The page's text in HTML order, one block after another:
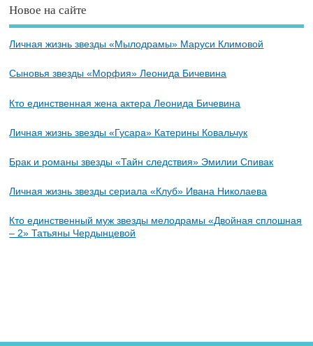
Новое на сайте
Личная жизнь звезды «Мылодрамы» Маруси Климовой
Сыновья звезды «Морфия» Леонида Бичевина
Кто единственная жена актера Леонида Бичевина
Личная жизнь звезды «Гусара» Катерины Ковальчук
Брак и романы звезды «Тайн следствия» Эмилии Спивак
Личная жизнь звезды сериала «Клуб» Ивана Николаева
Кто единственный муж звезды мелодрамы «Двойная сплошная
– 2» Татьяны Чердынцевой